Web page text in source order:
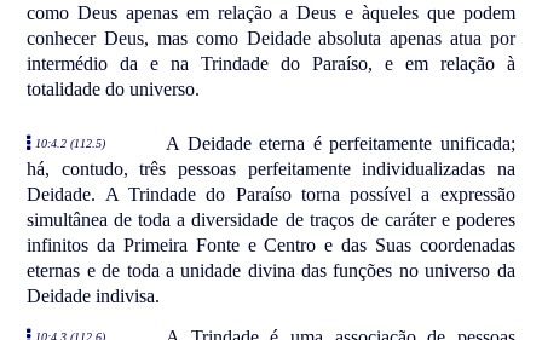
como Deus apenas em relação a Deus e àqueles que podem
conhecer Deus, mas como Deidade absoluta apenas atua por
intermédio da e na Trindade do Paraíso, e em relação à
totalidade do universo.
10:4.2 (112.5)
A Deidade eterna é perfeitamente unificada;
há, contudo, três pessoas perfeitamente individualizadas na
Deidade. A Trindade do Paraíso torna possível a expressão
simultânea de toda a diversidade de traços de caráter e poderes
infinitos da Primeira Fonte e Centro e das Suas coordenadas
eternas e de toda a unidade divina das funções no universo da
Deidade indivisa.
10:4.3 (112.6)